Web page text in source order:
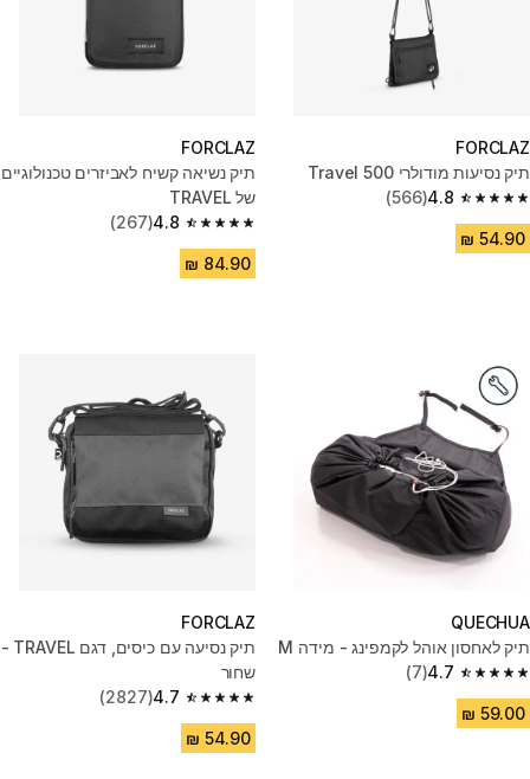
FORCLAZ
תיק נסיעות מודולרי Travel 500
4.8
4.8 out of 5 stars from 566 reviews
(566)
FORCLAZ
תיק נשיאה קשיח לאביזרים טכנולוגיים
של TRAVEL
4.8
4.8 out of 5 stars from 267 reviews
(267)
QUECHUA
תיק לאחסון אוהל לקמפינג - מידה M
4.7
4.7 out of 5 stars from 7 reviews
(7)
FORCLAZ
תיק נסיעה עם כיסים, דגם TRAVEL -
שחור
4.7
4.7 out of 5 stars from 2827 reviews
(2827)